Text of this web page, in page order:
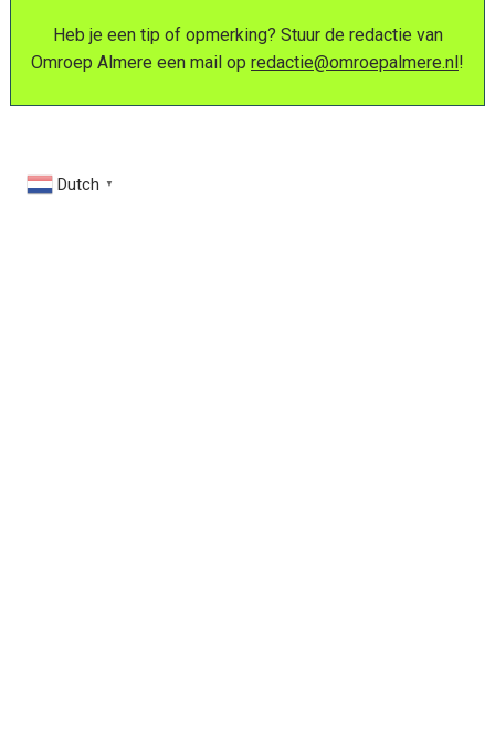
Heb je een tip of opmerking? Stuur de redactie van
Omroep Almere een mail op redactie@omroepalmere.nl!
Dutch ▼